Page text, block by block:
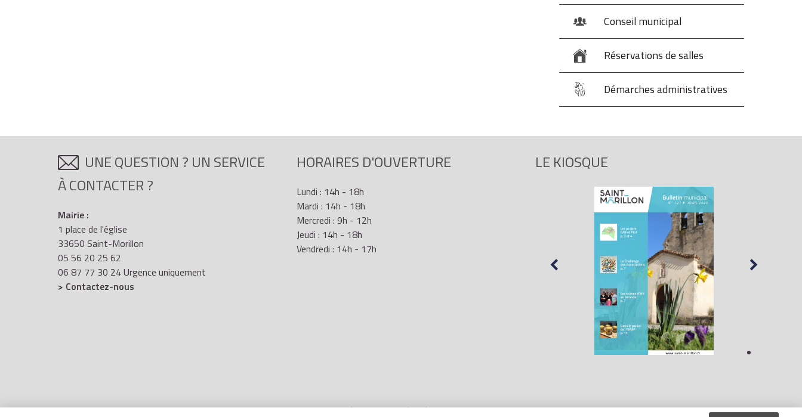
Conseil municipal
Réservations de salles
Démarches administratives
UNE QUESTION ? UN SERVICE
À CONTACTER ?
Mairie :
1 place de l'église
33650 Saint-Morillon
05 56 20 25 62
06 87 77 30 24 Urgence uniquement
> Contactez-nous
HORAIRES D'OUVERTURE
Lundi : 14h - 18h
Mardi : 14h - 18h
Mercredi : 9h - 12h
Jeudi : 14h - 18h
Vendredi : 14h - 17h
LE KIOSQUE
Mentions Légales- Site réalisé parLR Marketing